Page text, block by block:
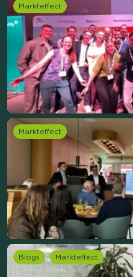
Markteffect
Markteffect
Blogs Markteffect